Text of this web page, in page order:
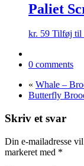
Paliet
kr. 59 Tilføj til
0 comments
« Whale –
Butterfly
Skriv et svar
Din e-mailadresse
markeret med *